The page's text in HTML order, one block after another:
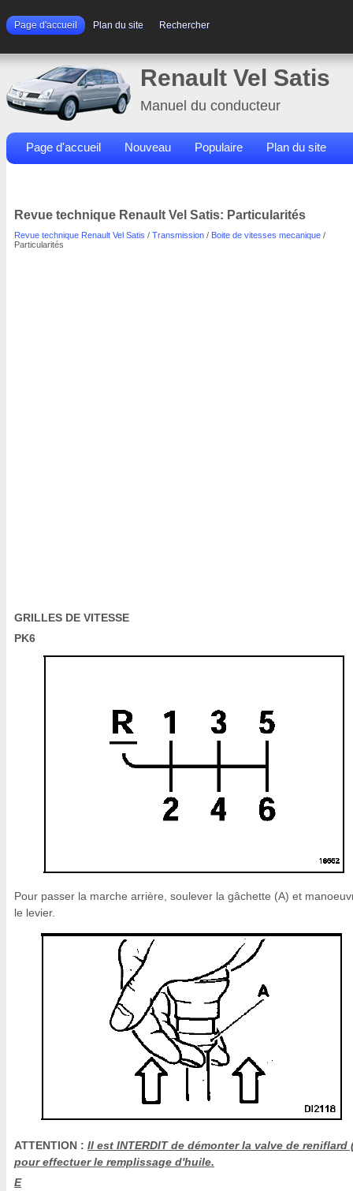
Page d'accueil Plan du site Rechercher
Renault Vel Satis
Manuel du conducteur
Page d'accueil Nouveau Populaire Plan du site
Revue technique Renault Vel Satis: Particularités
Revue technique Renault Vel Satis / Transmission / Boite de vitesses mecanique /
Particularités
GRILLES DE VITESSE
PK6
Pour passer la marche arrière, soulever la gâchette (A) et
le levier.
ATTENTION : Il est INTERDIT de démonter la valve de reniflard
pour effectuer le remplissage d'huile.
E